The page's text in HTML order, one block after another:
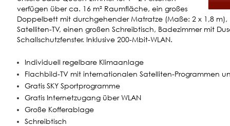
verfügen über ca. 16 m² Raumfläche, ein großes
Doppelbett mit durchgehender Matratze (Maße: 2 x 1,8 m),
Satelliten-TV, einen großen Schreibtisch, Badezimmer mit
Schallschutzfenster. Inklusive 200-Mbit-WLAN.
Individuell regelbare Klimaanlage
Flachbild-TV mit internationalen Satelliten-Programmen
Gratis SKY Sportprogramme
Gratis Internetzugang über WLAN
Große Kofferablage
Schreibtisch